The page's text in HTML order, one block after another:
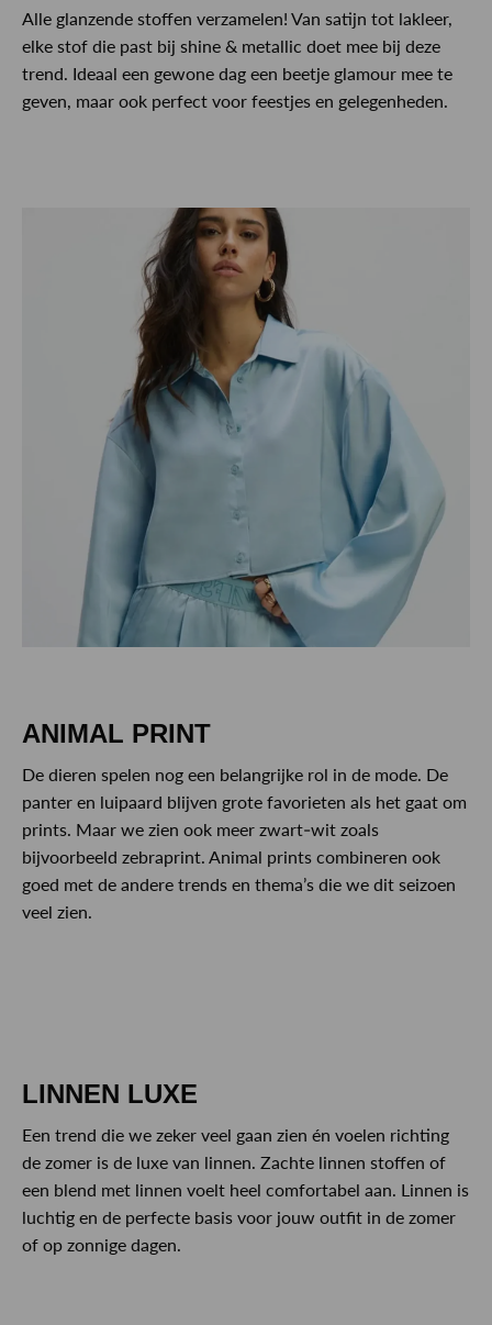
Alle glanzende stoffen verzamelen! Van satijn tot lakleer,
elke stof die past bij shine & metallic doet mee bij deze
trend. Ideaal een gewone dag een beetje glamour mee te
geven, maar ook perfect voor feestjes en gelegenheden.
ANIMAL PRINT
De dieren spelen nog een belangrijke rol in de mode. De
panter en luipaard blijven grote favorieten als het gaat om
prints. Maar we zien ook meer zwart-wit zoals
bijvoorbeeld zebraprint. Animal prints combineren ook
goed met de andere trends en thema’s die we dit seizoen
veel zien.
LINNEN LUXE
Een trend die we zeker veel gaan zien én voelen richting
de zomer is de luxe van linnen. Zachte linnen stoffen of
een blend met linnen voelt heel comfortabel aan. Linnen is
luchtig en de perfecte basis voor jouw outfit in de zomer
of op zonnige dagen.